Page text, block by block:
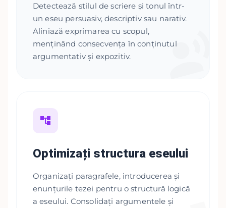
Detectează stilul de scriere și tonul într-
un eseu persuasiv, descriptiv sau narativ.
Aliniază exprimarea cu scopul,
menținând consecvența în conținutul
argumentativ și expozitiv.
Optimizați structura eseului
Organizați paragrafele, introducerea și
enunțurile tezei pentru o structură logică
a eseului. Consolidați argumentele și